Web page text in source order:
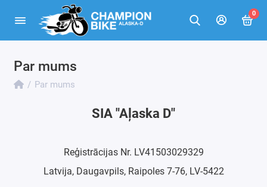
0
Par mums
Par mums
SIA "Aļaska D"
Reģistrācijas Nr. LV41503029329
Latvija, Daugavpils, Raipoles 7-76, LV-5422